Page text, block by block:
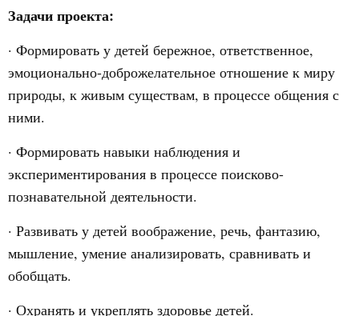
Задачи проекта:
· Формировать у детей бережное, ответственное,
эмоционально-доброжелательное отношение к миру
природы, к живым существам, в процессе общения с
ними.
· Формировать навыки наблюдения и
экспериментирования в процессе поисково-
познавательной деятельности.
· Развивать у детей воображение, речь, фантазию,
мышление, умение анализировать, сравнивать и
обобщать.
· Охранять и укреплять здоровье детей.